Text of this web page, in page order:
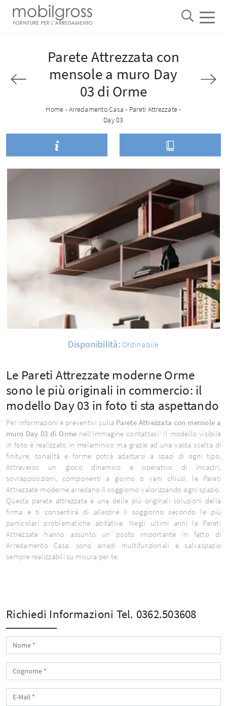
Parete Attrezzata con
mensole a muro Day
03 di Orme
Home -Arredamento Casa - Pareti Attrezzate-
Day 03
Disponibilità: Ordinabile
Le Pareti Attrezzate moderne Orme
sono le più originali in commercio: il
modello Day 03 in foto ti sta aspettando
Per informazioni e preventivi sulla Parete Attrezzata con mensole a
muro Day 03 di Orme nell'immagine contattaci! Il modello visibile
in foto è realizzato in melaminico ma grazie ad una vasta scelta di
finiture, tonalità e forme potrà adattarsi a spazi di ogni tipo.
Attraverso un gioco dinamico e operativo di incastri,
sovrapposizioni, componenti a giorno o vani chiusi, le Pareti
Attrezzate moderne arredano il soggiorno valorizzando ogni spazio.
Questa parete attrezzata è una delle più originali soluzioni della
firma e ti consentirà di allestire il soggiorno secondo le più
particolari problematiche abitative. Negli ultimi anni le Pareti
Attrezzate hanno assunto un posto importante in fatto di
Arredamento Casa: sono arredi multifunzionali e salvaspazio
sempre realizzabili su misura per te.
Richiedi Informazioni Tel. 0362.503608